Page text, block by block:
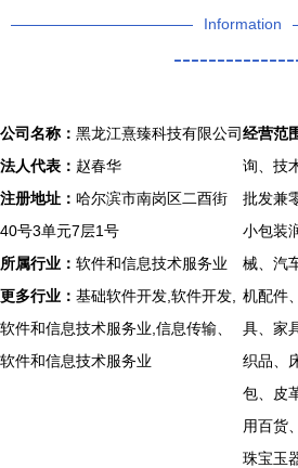
Information
公司名称： 黑龙江熹臻科技有限公司
法人代表： 赵春华
注册地址： 哈尔滨市南岗区二酉街
40号3单元7层1号
所属行业： 软件和信息技术服务业
更多行业： 基础软件开发,软件开发,
软件和信息技术服务业,信息传输、
软件和信息技术服务业
经营范
询、技
批发兼
小包装
械、汽
机配件
具、家
织品、
包、皮
用百货
珠宝玉